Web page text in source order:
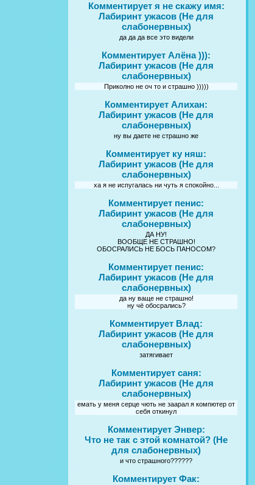
Комментирует я не скажу имя:
Лабиринт ужасов (Не для
слабонервных)
да да да все это видели
Комментирует Алёна ))):
Лабиринт ужасов (Не для
слабонервных)
Приколно не оч то и страшно )))))
Комментирует Алихан:
Лабиринт ужасов (Не для
слабонервных)
ну вы даете не страшно же
Комментирует ку няш:
Лабиринт ужасов (Не для
слабонервных)
ха я не испугалась ни чуть я спокойно...
Комментирует пенис:
Лабиринт ужасов (Не для
слабонервных)
ДА НУ!
ВООБЩЕ НЕ СТРАШНО!
ОБОСРАЛИСЬ НЕ БОСЬ ПАНОСОМ?
Комментирует пенис:
Лабиринт ужасов (Не для
слабонервных)
да ну ваще не страшно!
ну чё обосрались?
Комментирует Влад:
Лабиринт ужасов (Не для
слабонервных)
затягивает
Комментирует саня:
Лабиринт ужасов (Не для
слабонервных)
емать у меня серце чють не заарал я компютер от
себя откинул
Комментирует Энвер:
Что не так с этой комнатой? (Не
для слабонервных)
и что страшного??????
Комментирует Фак: